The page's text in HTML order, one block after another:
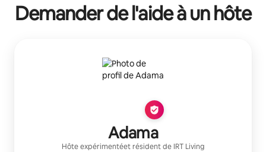
Demander de l'aide à un hôte
Adama
Hôte expérimentéet résident de IRT Living